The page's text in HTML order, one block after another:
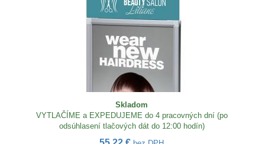
Skladom
VYTLAČÍME a EXPEDUJEME do 4 pracovných dní (po
odsúhlasení tlačových dát do 12:00 hodín)